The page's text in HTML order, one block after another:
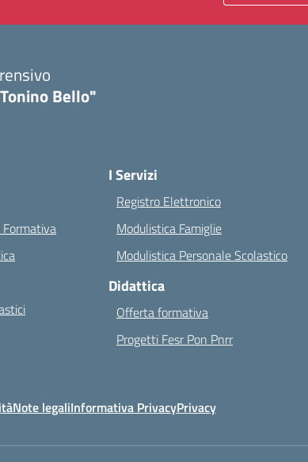
Bello"
I Servizi
Registro Elettronico
Modulistica Famiglie
Modulistica Personale Scolastico
Didattica
Offerta formativa
Progetti Fesr Pon Pnrr
Note legaliInformativa PrivacyPrivacy